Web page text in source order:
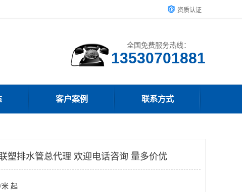
资质认证
全国免费服务热线：
客户案例 联系方式
塑排水管总代理 欢迎电话咨询 量多价优
米 起